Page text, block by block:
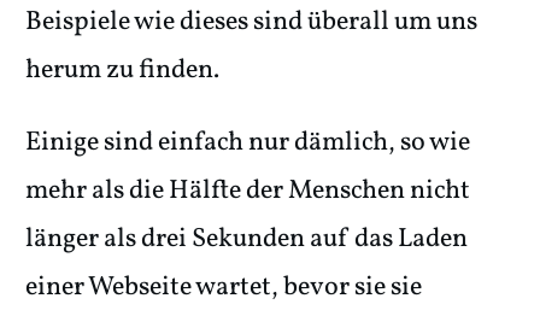
Beispiele wie dieses sind überall um uns
herum zu finden.
Einige sind einfach nur dämlich, so wie
mehr als die Hälfte der Menschen nicht
länger als drei Sekunden auf das Laden
einer Webseite wartet, bevor sie sie